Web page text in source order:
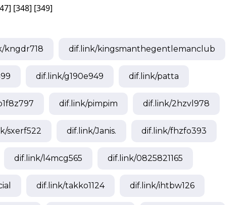
] [348] [349]
kngdr718 dif.link/kingsmanthegentlemanclub
dif.link/g190e949 dif.link/patta
dif.link/pimpim dif.link/2hzvl978
sxerf522 dif.link/Janis. dif.link/fhzfo393
dif.link/l4mcg565 dif.link/0825821165
dif.link/takko1124 dif.link/ihtbw126